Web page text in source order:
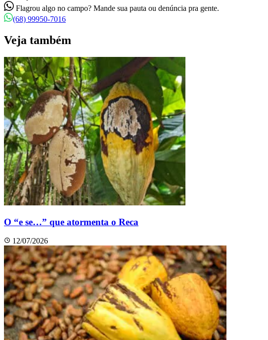
Flagrou algo no campo? Mande sua pauta ou denúncia pra gente.
(68) 99950-7016
Veja também
O “e se…” que atormenta o Reca
12/07/2026